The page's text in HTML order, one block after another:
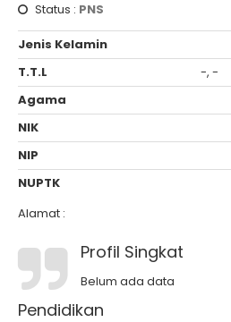
Status : PNS
Jenis Kelamin
T.T.L
-, -
Agama
NIK
NIP
NUPTK
Alamat :
Profil Singkat
Belum ada data
Pendidikan